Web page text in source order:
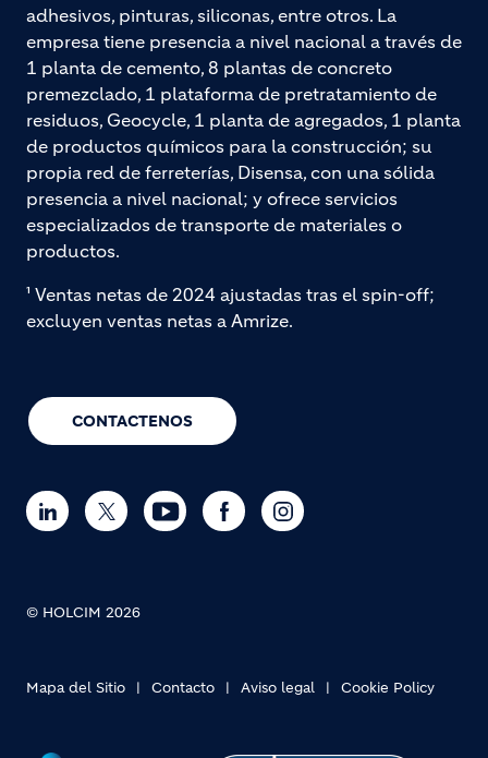
CONTACTENOS
adhesivos, pinturas, siliconas, entre otros. La
empresa tiene presencia a nivel nacional a través de
1 planta de cemento, 8 plantas de concreto
premezclado, 1 plataforma de pretratamiento de
residuos, Geocycle, 1 planta de agregados, 1 planta
de productos químicos para la construcción; su
propia red de ferreterías, Disensa, con una sólida
presencia a nivel nacional; y ofrece servicios
especializados de transporte de materiales o
productos.
¹ Ventas netas de 2024 ajustadas tras el spin-off;
excluyen ventas netas a Amrize.
© HOLCIM 2026
Mapa del Sitio Contacto Aviso legal Cookie Policy